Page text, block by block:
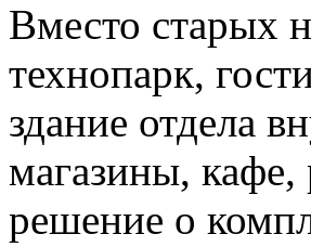
Вместо старых
технопарк,
здание отдела
магазины,
решение о